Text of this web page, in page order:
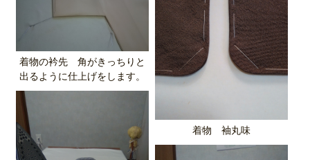
着物 袖丸味
着物の衿先 角がきっちりと
出るように仕上げをします。